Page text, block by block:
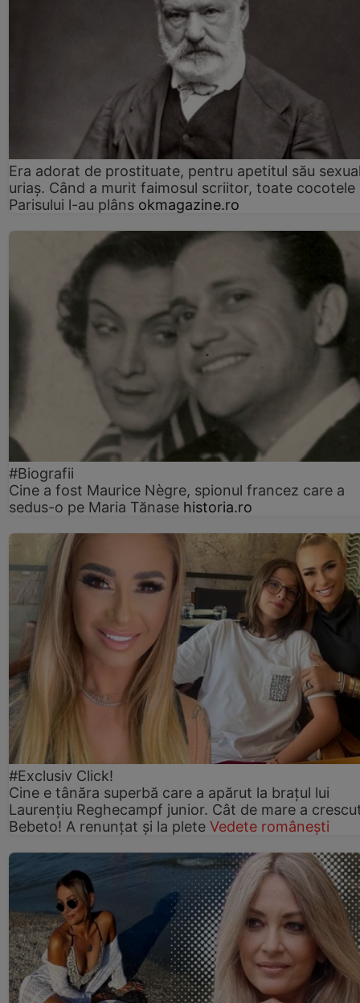
Era adorat de prostituate, pentru apetitul său
uriaș. Când a murit faimosul scriitor, toate cocotele
Parisului l-au plâns okmagazine.ro
#Biografii
Cine a fost Maurice Nègre, spionul francez care a
sedus-o pe Maria Tănase historia.ro
#Exclusiv Click!
Cine e tânăra superbă care a apărut la brațul lui
Laurențiu Reghecampf junior. Cât de mare a
Bebeto! A renunțat și la plete Vedete românești